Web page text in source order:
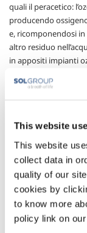
This website
This website
collect data in
quality of our
cookies by
to know more
policy link on
quali il peracetico:
producendo
e, ricomponendosi
altro residuo
in appositi impianti
partire da ossigeno:
produzione. Grazie
anni tramite le
apparecchiature di
vertici dell’attuale
della migliore
tecnologica per la
alle specifiche